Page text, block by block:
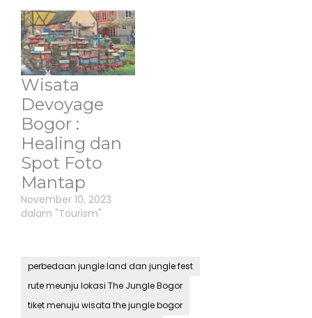
Wisata
Devoyage
Bogor :
Healing dan
Spot Foto
Mantap
November 10, 2023
dalam "Tourism"
perbedaan jungle land dan jungle fest
rute meunju lokasi The Jungle Bogor
tiket menuju wisata the jungle bogor